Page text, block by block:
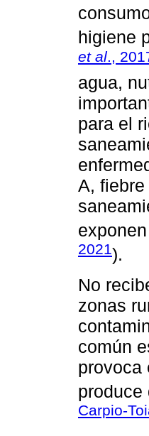
higiene
et al.,
agua,
para el
A,
2021).
No
zonas
común
provoca
produce
Carpio-